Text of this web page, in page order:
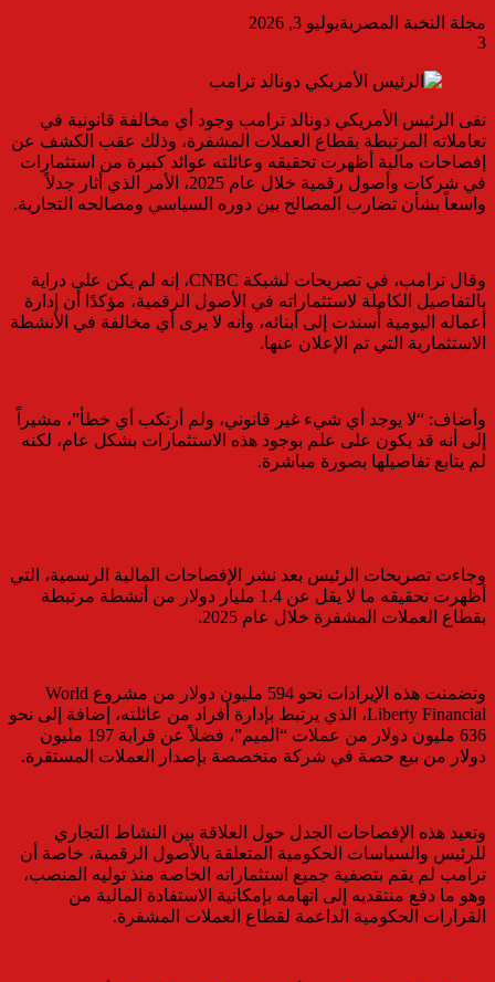
مجلة النخبة المصريةيوليو 3, 2026
3
نفى الرئيس الأمريكي دونالد ترامب وجود أي مخالفة قانونية في
تعاملاته المرتبطة بقطاع العملات المشفرة، وذلك عقب الكشف عن
إفصاحات مالية أظهرت تحقيقه وعائلته عوائد كبيرة من استثمارات
في شركات وأصول رقمية خلال عام 2025، الأمر الذي أثار جدلاً
واسعاً بشأن تضارب المصالح بين دوره السياسي ومصالحه التجارية.
وقال ترامب، في تصريحات لشبكة CNBC، إنه لم يكن على دراية
بالتفاصيل الكاملة لاستثماراته في الأصول الرقمية، مؤكدًا أن إدارة
أعماله اليومية أُسندت إلى أبنائه، وأنه لا يرى أي مخالفة في الأنشطة
الاستثمارية التي تم الإعلان عنها.
وأضاف: “لا يوجد أي شيء غير قانوني، ولم أرتكب أي خطأ”، مشيراً
إلى أنه قد يكون على علم بوجود هذه الاستثمارات بشكل عام، لكنه
لم يتابع تفاصيلها بصورة مباشرة.
وجاءت تصريحات الرئيس بعد نشر الإفصاحات المالية الرسمية، التي
أظهرت تحقيقه ما لا يقل عن 1.4 مليار دولار من أنشطة مرتبطة
بقطاع العملات المشفرة خلال عام 2025.
وتضمنت هذه الإيرادات نحو 594 مليون دولار من مشروع World
Liberty Financial، الذي يرتبط بإدارة أفراد من عائلته، إضافة إلى نحو
636 مليون دولار من عملات “الميم”، فضلاً عن قرابة 197 مليون
دولار من بيع حصة في شركة متخصصة بإصدار العملات المستقرة.
وتعيد هذه الإفصاحات الجدل حول العلاقة بين النشاط التجاري
للرئيس والسياسات الحكومية المتعلقة بالأصول الرقمية، خاصة أن
ترامب لم يقم بتصفية جميع استثماراته الخاصة منذ توليه المنصب،
وهو ما دفع منتقديه إلى اتهامه بإمكانية الاستفادة المالية من
القرارات الحكومية الداعمة لقطاع العملات المشفرة.